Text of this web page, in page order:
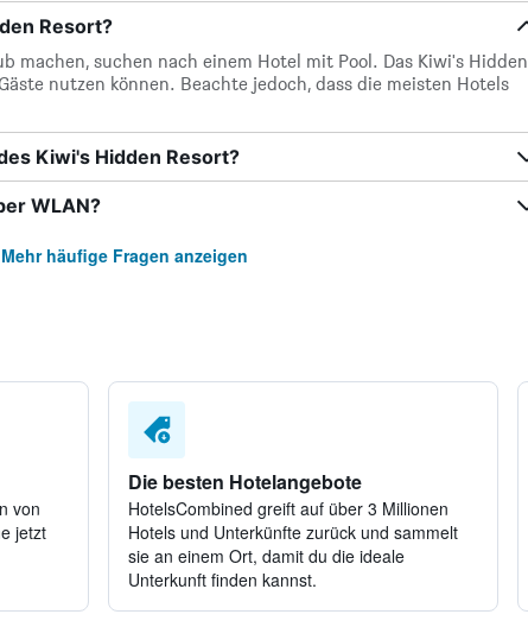
Resort?
machen, suchen nach einem Hotel mit Pool. Das Kiwi's Hidden
nutzen können. Beachte jedoch, dass die meisten Hotels
Kiwi's Hidden Resort?
WLAN?
Mehr häufige Fragen anzeigen
von
jetzt
Die besten Hotelangebote
HotelsCombined greift auf über 3 Millionen
Hotels und Unterkünfte zurück und sammelt
sie an einem Ort, damit du die ideale
Unterkunft finden kannst.